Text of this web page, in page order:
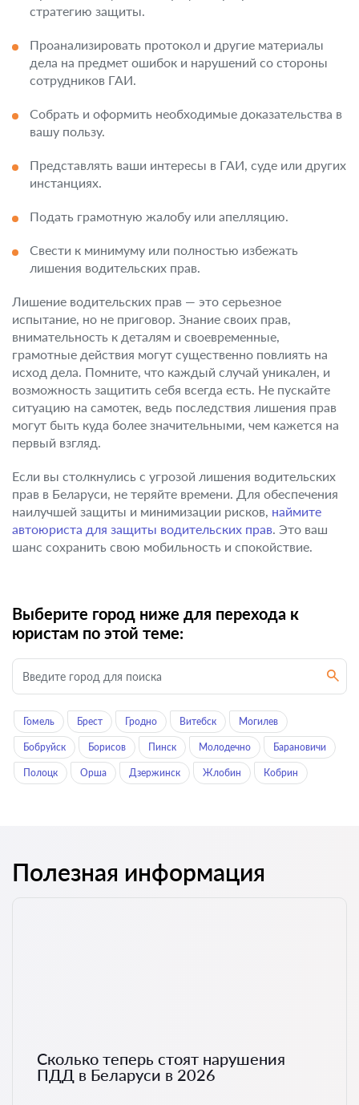
стратегию защиты.
Проанализировать протокол и другие материалы
дела на предмет ошибок и нарушений со стороны
сотрудников ГАИ.
Собрать и оформить необходимые доказательства в
вашу пользу.
Представлять ваши интересы в ГАИ, суде или других
инстанциях.
Подать грамотную жалобу или апелляцию.
Свести к минимуму или полностью избежать
лишения водительских прав.
Лишение водительских прав — это серьезное
испытание, но не приговор. Знание своих прав,
внимательность к деталям и своевременные,
грамотные действия могут существенно повлиять на
исход дела. Помните, что каждый случай уникален, и
возможность защитить себя всегда есть. Не пускайте
ситуацию на самотек, ведь последствия лишения прав
могут быть куда более значительными, чем кажется на
первый взгляд.
Если вы столкнулись с угрозой лишения водительских
прав в Беларуси, не теряйте времени. Для обеспечения
наилучшей защиты и минимизации рисков, наймите
автоюриста для защиты водительских прав. Это ваш
шанс сохранить свою мобильность и спокойствие.
Выберите город ниже для перехода к
юристам по этой теме:
Гомель Брест Гродно Витебск Могилев
Бобруйск Борисов Пинск Молодечно Барановичи
Полоцк Орша Дзержинск Жлобин Кобрин
Полезная информация
Сколько теперь стоят нарушения
ПДД в Беларуси в 2026